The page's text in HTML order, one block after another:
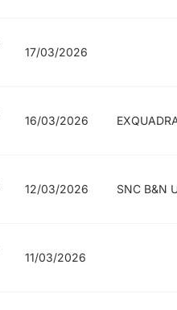
17/03/2026
16/03/2026
12/03/2026 SNC B&N
11/03/2026